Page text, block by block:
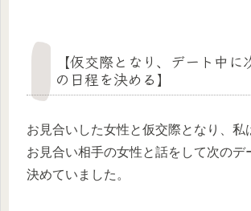
【仮交際となり、デート中に
の日程を決める】
お見合いした女性と仮交際となり、私
お見合い相手の女性と話をして次のデ
決めていました。